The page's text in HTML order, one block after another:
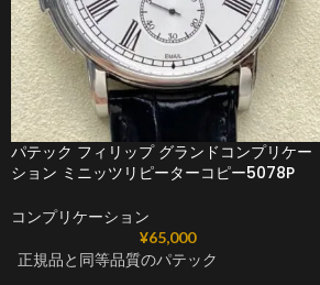
パテック フィリップ グランドコンプリケー
ション ミニッツリピーターコピー5078P
コンプリケーション
¥65,000
正規品と同等品質のパテック